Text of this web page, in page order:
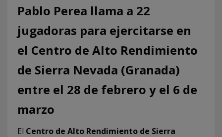
Pablo Perea llama a 22
jugadoras para ejercitarse en
el Centro de Alto Rendimiento
de Sierra Nevada (Granada)
entre el 28 de febrero y el 6 de
marzo
El Centro de Alto Rendimiento de Sierra